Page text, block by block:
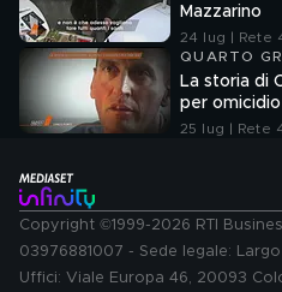
Mazzarino
24 lug | Rete
QUARTO
La storia di
per omicidio
25 lug | Rete
Copyright ©1999-2026 RTI
03976881007 - Sede legale:
Uffici: Viale Europa 46, 20093